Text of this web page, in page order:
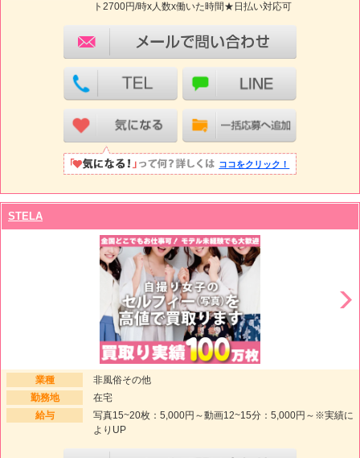
ト2700円/時x人数x働いた時間★日払い対応可
ココをクリック！
STELA
業種
非風俗その他
勤務地
在宅
給与
写真15~20枚：5,000円～動画12~15分：5,000円～※実績に
よりUP